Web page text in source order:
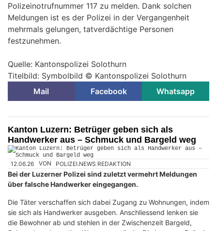
Polizeinotrufnummer 117 zu melden. Dank solchen
Meldungen ist es der Polizei in der Vergangenheit
mehrmals gelungen, tatverdächtige Personen
festzunehmen.
Quelle: Kantonspolizei Solothurn
Titelbild: Symbolbild © Kantonspolizei Solothurn
Mail
Facebook Whatsapp
Kanton Luzern: Betrüger geben sich als
Handwerker aus – Schmuck und Bargeld weg
12.06.26 VON POLIZEI.NEWS REDAKTION
Bei der Luzerner Polizei sind zuletzt vermehrt Meldungen
über falsche Handwerker eingegangen.
Die Täter verschaffen sich dabei Zugang zu Wohnungen, indem
sie sich als Handwerker ausgeben. Anschliessend lenken sie
die Bewohner ab und stehlen in der Zwischenzeit Bargeld,